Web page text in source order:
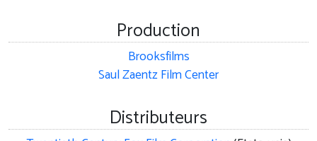
Production
Brooksfilms
Saul Zaentz Film Center
Distributeurs